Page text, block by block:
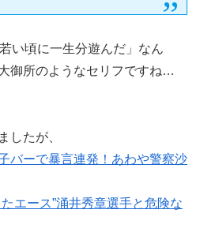
い頃に一生分遊んだ」なん
御所のようなセリフですね…
したが、
バーで暴言連発！あわや警察沙
エース”涌井秀章選手と危険な